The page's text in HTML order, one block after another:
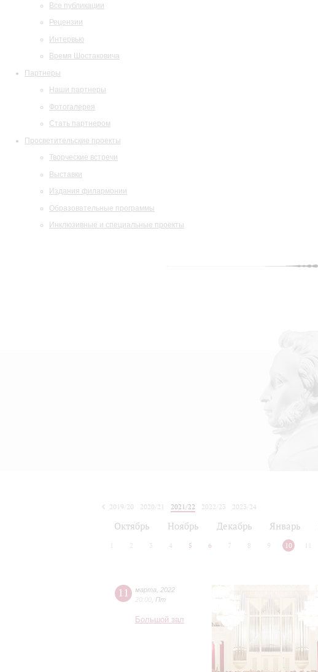
Все публикации
Рецензии
Интервью
Время Шостаковича
Партнеры
Наши партнеры
Фотогалерея
Стать партнером
Просветительские проекты
Творческие встречи
Выставки
Издания филармонии
Образовательные программы
Инклюзивные и специальные проекты
2019/20
2020/21 2021/22 2022/23
2023/24
Октябрь Ноябрь Декабрь Январь
2 3 4 5 6 7 8 9 10
11 марта
2022
20:00 Пт
Большой зал